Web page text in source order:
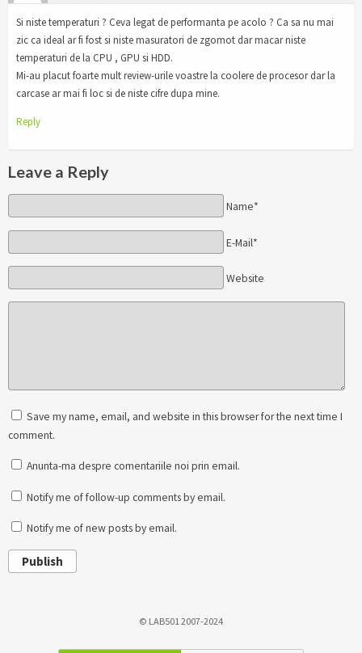
Si niste temperaturi ? Ceva legat de performanta pe acolo ? Ca sa nu mai
zic ca ideal ar fi fost si niste masuratori de zgomot dar macar niste
temperaturi de la CPU , GPU si HDD.
Mi-au placut foarte mult review-urile voastre la coolere de procesor dar la
carcase ar mai fi loc si de niste cifre dupa mine.
Reply
Leave a Reply
Name*
E-Mail*
Website
Save my name, email, and website in this browser for the next time I
comment.
Anunta-ma despre comentariile noi prin email.
Notify me of follow-up comments by email.
Notify me of new posts by email.
Publish
© LAB501 2007-2024